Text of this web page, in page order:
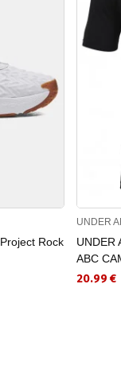
Rock
UNDER
UNDER
ABC
20.99 €